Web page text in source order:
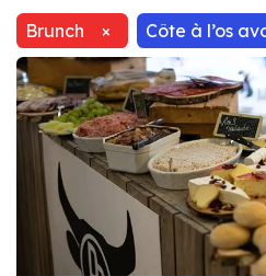
Brunch × Côte à l’os